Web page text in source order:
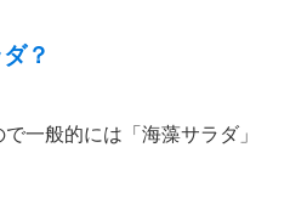
？
一般的には「海藻サラダ」